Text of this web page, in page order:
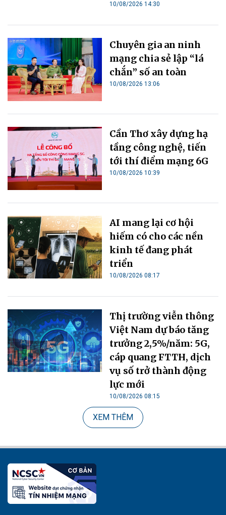
10/08/2026 14:30
Chuyên gia an ninh
mạng chia sẻ lập “lá
chắn” số an toàn
10/08/2026 13:06
Cần Thơ xây dựng hạ
tầng công nghệ, tiến
tới thí điểm mạng 6G
10/08/2026 10:39
AI mang lại cơ hội
hiếm có cho các nền
kinh tế đang phát
triển
10/08/2026 08:17
Thị trường viễn thông
Việt Nam dự báo tăng
trưởng 2,5%/năm: 5G,
cáp quang FTTH, dịch
vụ số trở thành động
lực mới
10/08/2026 08:15
XEM THÊM